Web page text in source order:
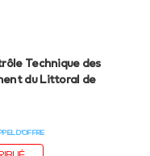
Technique des
du Littoral de
D’OFFRE